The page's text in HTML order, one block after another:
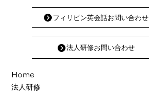
フィリピン英会話お問い合わせ
法人研修お問い合わせ
Home
法人研修